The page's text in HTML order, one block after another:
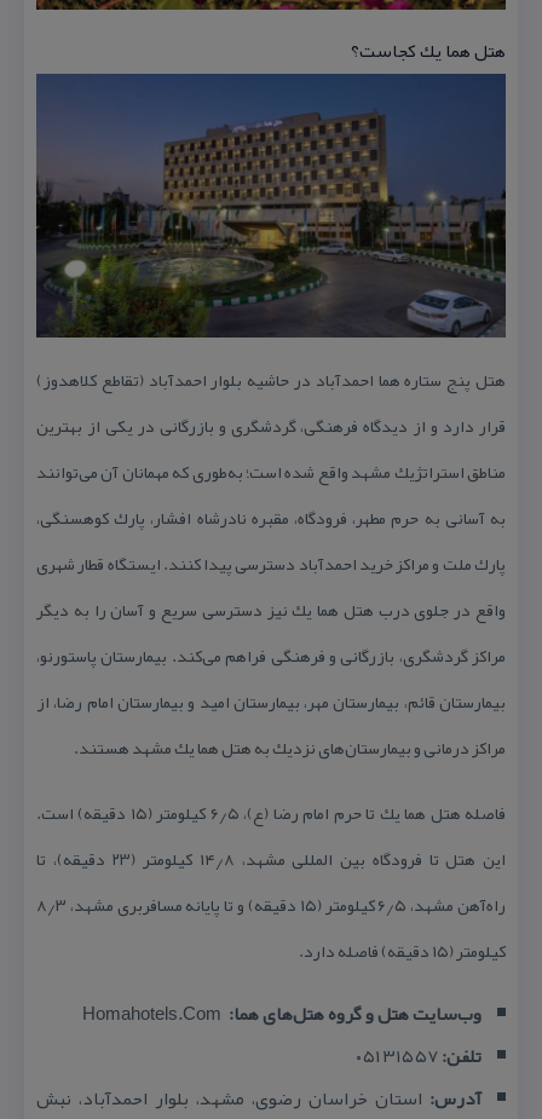
هتل هما یك كجاست؟
هتل پنج ستاره هما احمدآباد در حاشیه بلوار احمدآباد (تقاطع كلاهدوز)
قرار دارد و از دیدگاه فرهنگی، گردشگری و بازرگانی در یكی از بهترین
مناطق استراتژیك مشهد واقع شده است؛ به‌طوری كه مهمانان آن می‌توانند
به آسانی به حرم مطهر، فرودگاه، مقبره نادرشاه افشار، پارك كوهسنگی،
پارك ملت و مراكز خرید احمدآباد دسترسی پیدا كنند. ایستگاه قطار شهری
واقع در جلوی درب هتل هما یك نیز دسترسی سریع و آسان را به دیگر
مراكز گردشگری، بازرگانی و فرهنگی فراهم می‌كند. بیمارستان پاستورنو،
بیمارستان قائم، بیمارستان مهر، بیمارستان امید و بیمارستان امام رضا، از
مراكز درمانی و بیمارستان‌های نزدیك به هتل هما یك مشهد هستند.
فاصله هتل هما یك تا حرم امام رضا (ع)، ۶٫۵ كیلومتر (۱۵ دقیقه) است.
این هتل تا فرودگاه بین المللی مشهد، ۱۴٫۸ كیلومتر (۲۳ دقیقه)، تا
راه‌آهن مشهد، ۶٫۵ كیلومتر (۱۵ دقیقه) و تا پایانه مسافربری مشهد، ۸٫۳
كیلومتر (۱۵ دقیقه) فاصله دارد.
وب‌سایت هتل و گروه هتل‌های هما: Homahotels.com
تلفن:۳۱۵۵۷ ۰۵۱
آدرس: استان خراسان رضوی، مشهد، بلوار احمدآباد، نبش